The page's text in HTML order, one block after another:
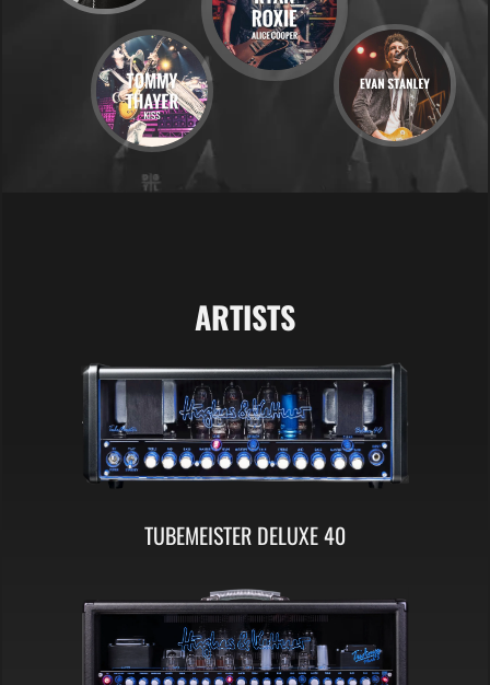
ARTISTS
TUBEMEISTER DELUXE 40